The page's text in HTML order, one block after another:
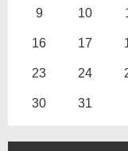
9 10
16 17
23 24
30 31